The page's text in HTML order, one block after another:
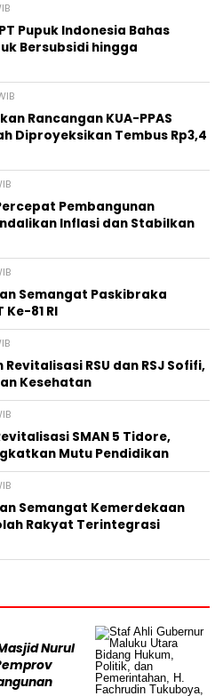
Pupuk Indonesia Bahas
Bersubsidi hingga
Rancangan KUA-PPAS
Diproyeksikan Tembus Rp3,4
Pembangunan
Inflasi dan Stabilkan
Semangat Paskibraka
81 RI
RSU dan RSJ Sofifi,
Kesehatan
SMAN 5 Tidore,
Mutu Pendidikan
Semangat Kemerdekaan
Rakyat Terintegrasi
Nurul